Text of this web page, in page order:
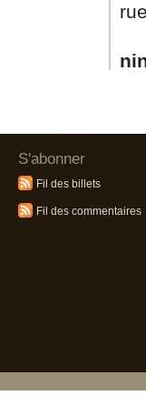
S'abonner
Fil des billets
Fil des commentaires